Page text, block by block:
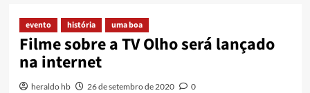
evento história uma boa
Filme sobre a TV Olho será lançado
na internet
heraldo hb 26 de setembro de 2020 0